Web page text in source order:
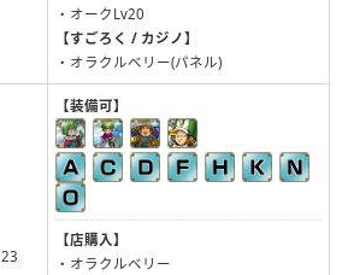
・オークLv20
【すごろく / カジノ】
・オラクルベリー(パネル)
23
【装備可】
【店購入】
・オラクルベリー